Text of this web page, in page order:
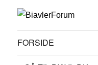
FORSIDE